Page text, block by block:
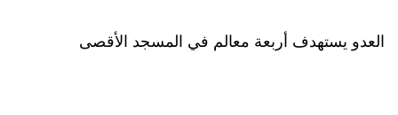
العدو يستهدف أربعة معالم في المسجد الأقصى